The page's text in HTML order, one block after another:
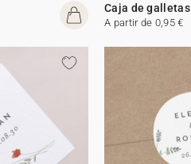
Caja de galletas
A partir de 0,95 €